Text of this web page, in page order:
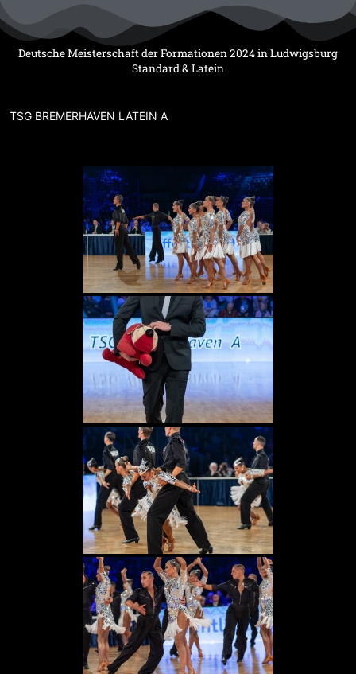
Inhalt
springenDeutsche Meisterschaft der Formationen 2024 in Ludwigsburg
Standard & Latein
TSG BREMERHAVEN LATEIN A